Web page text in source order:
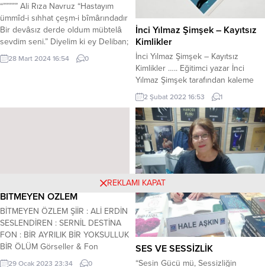
“””””” Ali Rıza Navruz “Hastayım
ümmîd-i sıhhat çeşm-i bîmârındadır
Bir devâsız derde oldum mübtelâ
sevdim seni.” Diyelim ki ey Deliban;
Sen de Şeyh Galip gibi böyle bir
aşka, derde dûçâr oldun. Ve
28 Mart 2024 16:54 0
İnci Yılmaz Şimşek – Kayıtsız
Kimlikler
İnci Yılmaz Şimşek – Kayıtsız
Kimlikler ….. Eğitimci yazar İnci
Yılmaz Şimşek tarafından kaleme
alınan, Ankara merkezli Gülnar
Yayınları’ndan çıkan “Kayıtsız
Kimlikler” isimli mülteci romanı
çıktığı ilk günden itibaren sosyal
medyada büyük ilgi gördü. İçinde
birbirinden farklı mülteci
öykülerinin yer aldığı “Kayıtsız
Kimlikler” romanı için iki yıldır
mülteciler, Suriye, Suriye...
2 Şubat 2022 16:53 1
BİTMEYEN ÖZLEM
BİTMEYEN ÖZLEM ŞİİR : ALİ ERDİN
SESLENDİREN : SERNİL DESTİNA
FON : BİR AYRILIK BİR YOKSULLUK
BİR ÖLÜM Görseller & Fon
alıntıdır…. BİTMEYEN ÖZLEM Artık
29 Ocak 2023 23:34 0
SES VE SESSİZLİK
“Sesin Gücü mü, Sessizliğin
REKLAMI KAPAT